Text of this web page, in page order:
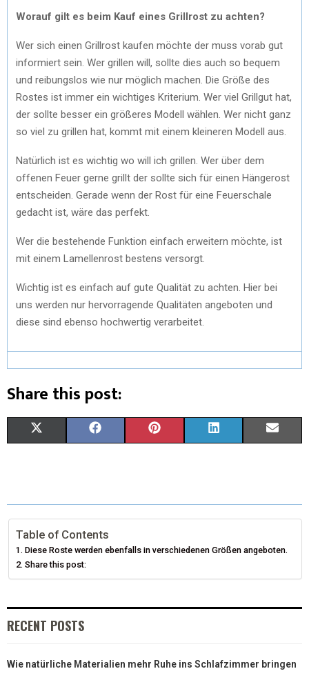
Worauf gilt es beim Kauf eines Grillrost zu achten?
Wer sich einen Grillrost kaufen möchte der muss vorab gut
informiert sein. Wer grillen will, sollte dies auch so bequem
und reibungslos wie nur möglich machen. Die Größe des
Rostes ist immer ein wichtiges Kriterium. Wer viel Grillgut hat,
der sollte besser ein größeres Modell wählen. Wer nicht ganz
so viel zu grillen hat, kommt mit einem kleineren Modell aus.
Natürlich ist es wichtig wo will ich grillen. Wer über dem
offenen Feuer gerne grillt der sollte sich für einen Hängerost
entscheiden. Gerade wenn der Rost für eine Feuerschale
gedacht ist, wäre das perfekt.
Wer die bestehende Funktion einfach erweitern möchte, ist
mit einem Lamellenrost bestens versorgt.
Wichtig ist es einfach auf gute Qualität zu achten. Hier bei
uns werden nur hervorragende Qualitäten angeboten und
diese sind ebenso hochwertig verarbeitet.
Share this post:
W
T
T
R
E
O
O
T
R
E
K
D
I
I
Table of Contents
Diese Roste werden ebenfalls in verschiedenen Größen angeboten.
Share this post:
RECENT POSTS
Wie natürliche Materialien mehr Ruhe ins Schlafzimmer bringen